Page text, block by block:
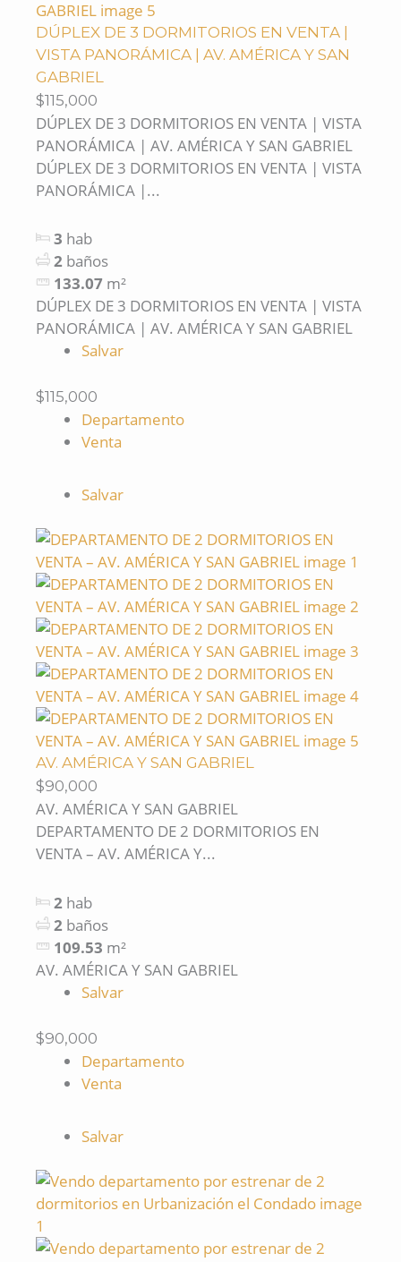
DÚPLEX DE 3 DORMITORIOS EN VENTA |
VISTA PANORÁMICA | AV. AMÉRICA Y SAN
GABRIEL
$115,000
DÚPLEX DE 3 DORMITORIOS EN VENTA | VISTA
PANORÁMICA | AV. AMÉRICA Y SAN GABRIEL
DÚPLEX DE 3 DORMITORIOS EN VENTA | VISTA
PANORÁMICA |...
3 hab
2 baños
133.07 m²
DÚPLEX DE 3 DORMITORIOS EN VENTA | VISTA
PANORÁMICA | AV. AMÉRICA Y SAN GABRIEL
Salvar
$115,000
Departamento
Venta
Salvar
AV. AMÉRICA Y SAN GABRIEL
$90,000
AV. AMÉRICA Y SAN GABRIEL
DEPARTAMENTO DE 2 DORMITORIOS EN
VENTA – AV. AMÉRICA Y...
2 hab
2 baños
109.53 m²
AV. AMÉRICA Y SAN GABRIEL
Salvar
$90,000
Departamento
Venta
Salvar